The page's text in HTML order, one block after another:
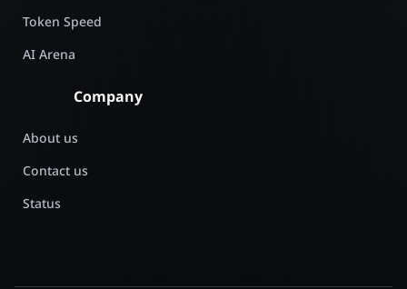
Token Speed
AI Arena
Company
About us
Contact us
Status